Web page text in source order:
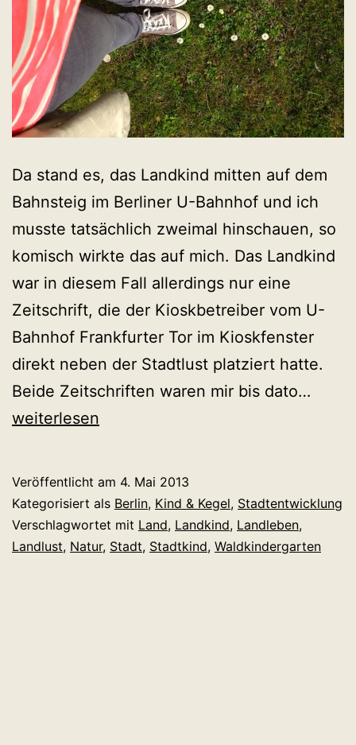
Da stand es, das Landkind mitten auf dem
Bahnsteig im Berliner U-Bahnhof und ich
musste tatsächlich zweimal hinschauen, so
komisch wirkte das auf mich. Das Landkind
war in diesem Fall allerdings nur eine
Zeitschrift, die der Kioskbetreiber vom U-
Bahnhof Frankfurter Tor im Kioskfenster
direkt neben der Stadtlust platziert hatte.
Beide Zeitschriften waren mir bis dato…
Stadt
dass
weiterlesen
Veröffentlicht am 4. Mai 2013
Kategorisiert als Berlin, Kind & Kegel, Stadtentwicklung
Verschlagwortet mit Land, Landkind, Landleben,
Landlust, Natur, Stadt, Stadtkind, Waldkindergarten